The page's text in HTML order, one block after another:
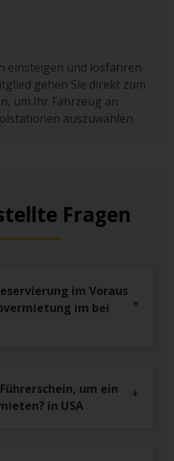
einsteigen und losfahren
gehen Sie direkt zum
um Ihr Fahrzeug an
auszuwählen.
Fragen
im Voraus
im bei
um ein
in USA